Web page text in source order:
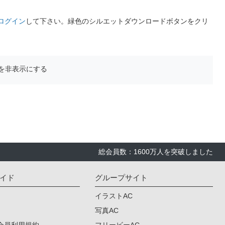
グイン して下さい。緑色のシルエットダウンロードボタンをクリ
非表示にする
総会員数：1600万人を突破しました
ド グループサイト
イラストAC
写真AC